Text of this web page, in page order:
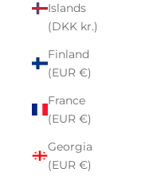
Islands
(DKK kr.)
Finland
(EUR €)
France
(EUR €)
Georgia
(EUR €)